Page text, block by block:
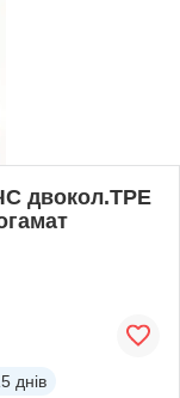
двокол.TPE
днів